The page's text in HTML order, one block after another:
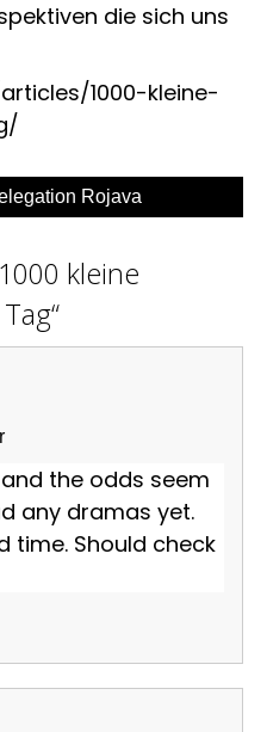
die sich uns
1000-kleine-
Rojava
kleine
the odds seem
any dramas yet.
time. Should check